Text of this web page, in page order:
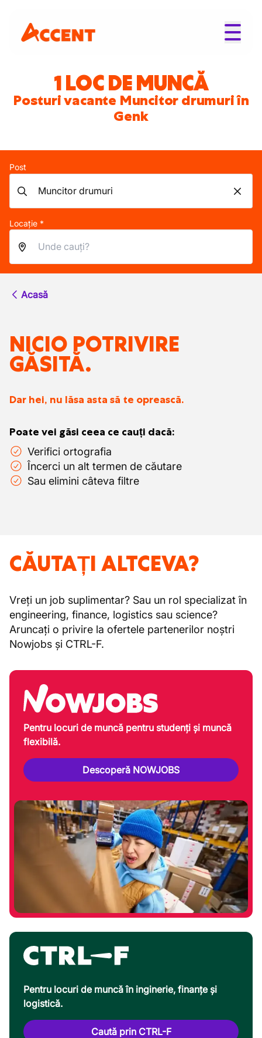
1 LOC DE MUNCĂ
Posturi vacante Muncitor drumuri în
Genk
Post
Locație *
Acasă
NICIO POTRIVIRE
GĂSITĂ.
Dar hei, nu lăsa asta să te oprească.
Poate vei găsi ceea ce cauți dacă:
Verifici ortografia
Încerci un alt termen de căutare
Sau elimini câteva filtre
CĂUTAȚI ALTCEVA?
Vreți un job suplimentar? Sau un rol specializat în
engineering, finance, logistics sau science?
Aruncați o privire la ofertele partenerilor noștri
Nowjobs și CTRL-F.
Pentru locuri de muncă pentru studenți și muncă
flexibilă.
Descoperă NOWJOBS
Pentru locuri de muncă în inginerie, finanțe și
logistică.
Caută prin CTRL-F